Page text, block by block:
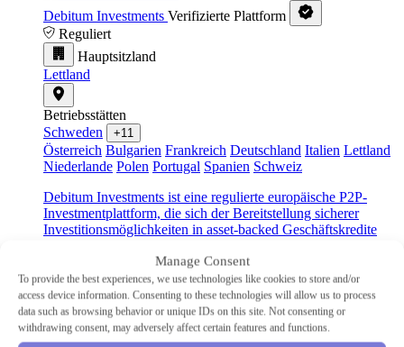
Manage Consent
To provide the best experiences, we use technologies like cookies to store and/or
access device information. Consenting to these technologies will allow us to process
data such as browsing behavior or unique IDs on this site. Not consenting or
withdrawing consent, may adversely affect certain features and functions.
Debitum Investments Verifizierte Plattform
Reguliert
Hauptsitzland
Lettland
Betriebsstätten
Schweden
+11
Österreich Bulgarien Frankreich Deutschland Italien Lettland
Niederlande Polen Portugal Spanien Schweiz
Debitum Investments ist eine regulierte europäische P2P-
Investmentplattform, die sich der Bereitstellung sicherer
Investitionsmöglichkeiten in asset-backed Geschäftskredite
Branche
KMU
Typ
P2P-Kreditvergabe
Mindestinvestition €10